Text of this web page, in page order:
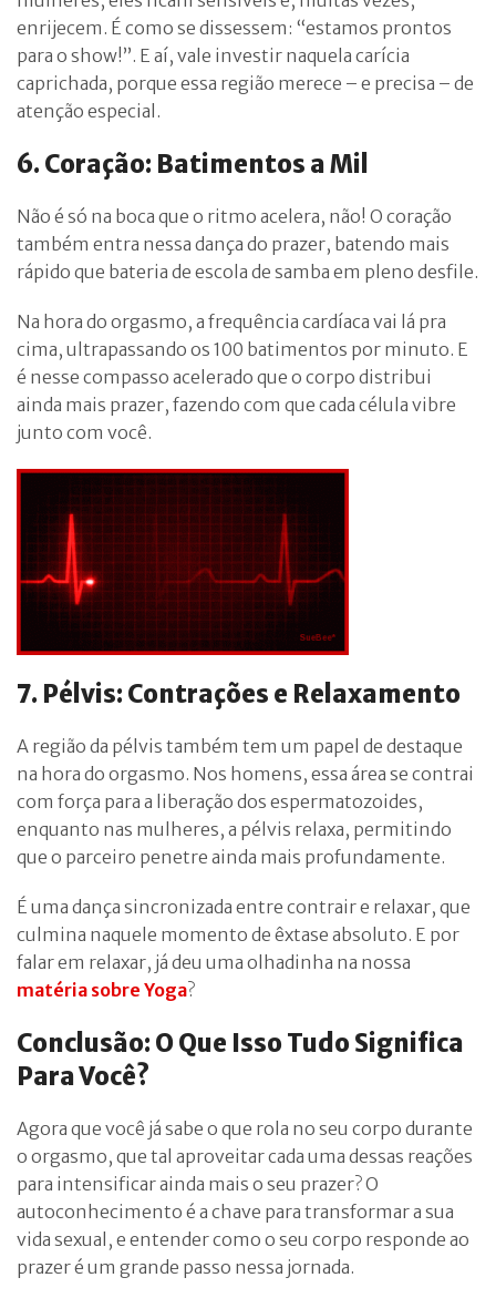
enrijecem. É como se dissessem: “estamos prontos
para o show!”. E aí, vale investir naquela carícia
caprichada, porque essa região merece – e precisa – de
atenção especial.
6. Coração: Batimentos a Mil
Não é só na boca que o ritmo acelera, não! O coração
também entra nessa dança do prazer, batendo mais
rápido que bateria de escola de samba em pleno desfile.
Na hora do orgasmo, a frequência cardíaca vai lá pra
cima, ultrapassando os 100 batimentos por minuto. E
é nesse compasso acelerado que o corpo distribui
ainda mais prazer, fazendo com que cada célula vibre
junto com você.
7. Pélvis: Contrações e Relaxamento
A região da pélvis também tem um papel de destaque
na hora do orgasmo. Nos homens, essa área se contrai
com força para a liberação dos espermatozoides,
enquanto nas mulheres, a pélvis relaxa, permitindo
que o parceiro penetre ainda mais profundamente.
É uma dança sincronizada entre contrair e relaxar, que
culmina naquele momento de êxtase absoluto. E por
falar em relaxar, já deu uma olhadinha na nossa
matéria sobre Yoga?
Conclusão: O Que Isso Tudo Significa
Para Você?
Agora que você já sabe o que rola no seu corpo durante
o orgasmo, que tal aproveitar cada uma dessas reações
para intensificar ainda mais o seu prazer? O
autoconhecimento é a chave para transformar a sua
vida sexual, e entender como o seu corpo responde ao
prazer é um grande passo nessa jornada.